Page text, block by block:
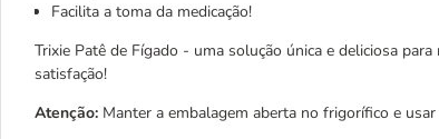
Facilita a toma da medicação!
Trixie Patê de Fígado - uma solução única e deliciosa
satisfação!
Atenção: Manter a embalagem aberta no frigorífico e